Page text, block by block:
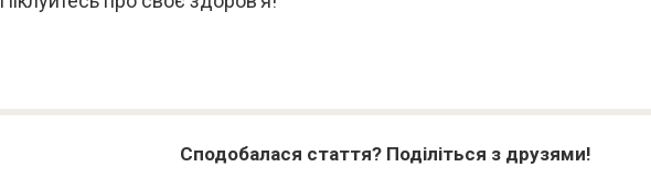
Сподобалася стаття? Поділіться з друзями!